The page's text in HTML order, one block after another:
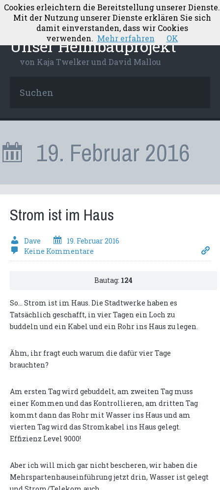
Unser Heimbauprojekt
von Kaja Twelker und David Mallou
19. Februar 2016
Strom ist im Haus
Dave
19. Februar 2016
Keine Kommentare
Bautag: 124
So... Strom ist im Haus. Die Stadtwerke haben es
Tatsächlich geschafft, in vier Tagen ein Loch zu
buddeln und ein Kabel und ein Rohr ins Haus zu legen.
Ähm, ihr fragt euch warum die dafür vier Tage
brauchten?
Am ersten Tag wird gebuddelt, am zweiten Tag muss
einer Kommen und das Kontrollieren, am dritten Tag
kommt dann das Rohr mit Wasser ins Haus und am
vierten Tag wird das Stromkabel ins Haus gelegt.
Effizienz Level 9000!
Aber ich will mich gar nicht bescheren, wir haben die
Mehrspartenhauseinführung jetzt drin, Wasser ist gelegt
Cookies erleichtern die Bereitstellung unserer Dienste.
Mit der Nutzung unserer Dienste erklären Sie sich
damit einverstanden, dass wir Cookies
verwenden. Mehr erfahren OK